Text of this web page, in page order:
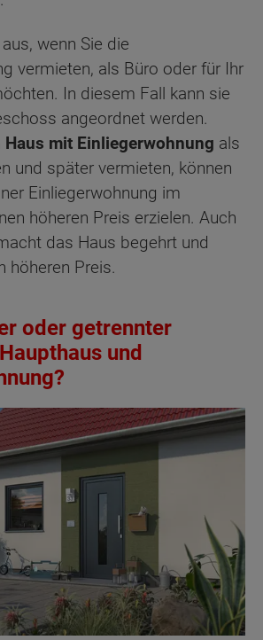
wenn Sie die
vermieten, als Büro oder für Ihr
In diesem Fall kann sie
angeordnet werden.
Haus mit Einliegerwohnung als
und später vermieten, können
Einliegerwohnung im
höheren Preis erzielen. Auch
das Haus begehrt und
höheren Preis.
oder getrennter
und